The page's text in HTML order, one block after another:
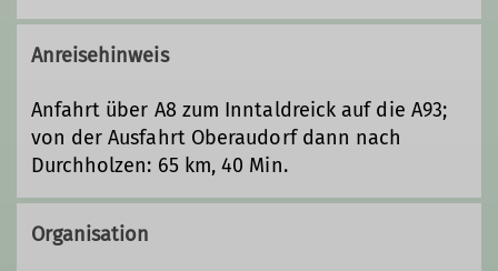
Anreisehinweis
Anfahrt über A8 zum Inntaldreick auf die A93;
von der Ausfahrt Oberaudorf dann nach
Durchholzen: 65 km, 40 Min.
Organisation